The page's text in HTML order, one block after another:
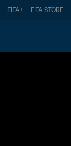
FIFA+ FIFA STORE